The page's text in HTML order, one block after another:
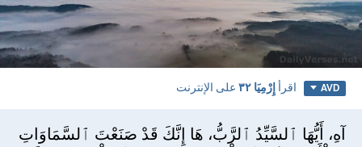
AVD اقرأ إِرْمِيَا ٣٢ على الإنترنت
آهِ، أَيُّهَا ٱلسَّيِّدُ ٱلرَّبُّ، هَا إِنَّكَ قَدْ صَنَعْتَ ٱلسَّمَاوَاتِ